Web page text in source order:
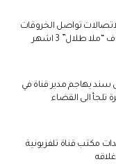
تواصل الخروقات
طلال” 3 اشهر
يهاجم مدير قناة في
تلجأ الى القضاء
مكتب قناة تلفزيونية